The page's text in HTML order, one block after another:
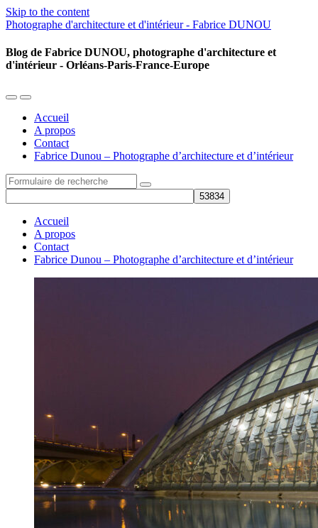
Skip to the content
Photographe d'architecture et d'intérieur - Fabrice DUNOU
Blog de Fabrice DUNOU, photographe d'architecture et
d'intérieur - Orléans-Paris-France-Europe
Toggle
mobile
menu
Toggle
the
search
field
Accueil
A propos
Contact
Fabrice Dunou – Photographe d’architecture et d’intérieur
Search
Accueil
A propos
Contact
Fabrice Dunou – Photographe d’architecture et d’intérieur